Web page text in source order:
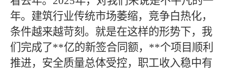
年。建筑行业传统市场萎缩，竞争白热化，
条件越来越苛刻。就是在这样的形势下，我
们完成了**亿的新签合同额， **个项目顺利
推进，安全质量总体受控，职工收入稳中有